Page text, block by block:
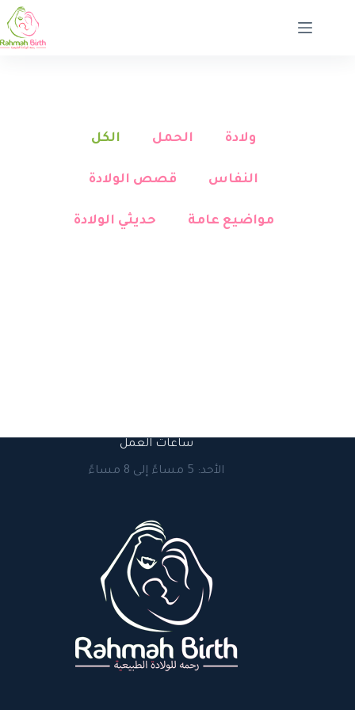
الكل الحمل ولادة
قصص الولادة النفاس
حديثي الولادة مواضيع عامة
ساعات العمل
الأحد: 5 مساءً إلى 8 مساءً